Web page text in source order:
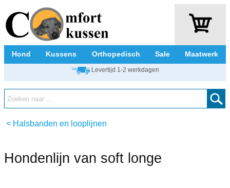
Hond Kussens Orthopedisch Sale Maatwerk
Levertijd 1-2 werkdagen
< Halsbanden en looplijnen
Hondenlijn van soft longe